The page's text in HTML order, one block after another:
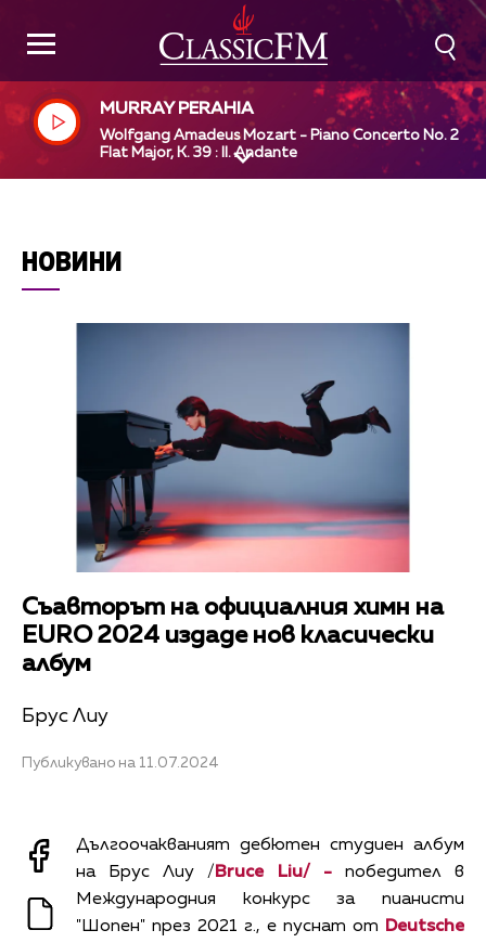
MURRAY PERAHIA
Wolfgang Amadeus Mozart - Piano Concerto No. 2 in
Flat Major, K. 39 : II. Andante
НОВИНИ
Съавторът на официалния химн на
EURO 2024 издаде нов класически
албум
Брус Лиу
Публикувано на 11.07.2024
Дългоочакваният дебютен студиен албум
на Брус Лиу / Bruce Liu/ -победител в
Международния конкурс за пианисти
"Шопен" през 2021 г., е пуснат от
Deutsche